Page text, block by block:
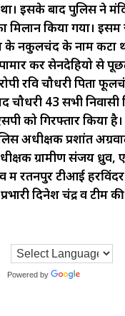
इसके बाद पुलिस ने
मिलान किया गया।
के नकुलचंद के नाम कटा
कर सेनदेहियो से
रवि चौधरी पिता
चौधरी 43 सभी
को गिरफ्तार किया
अधीक्षक प्रशांत
ग्रामीण संजय ध्रुव,
में रतनपुर टीआई
दिनेश चंद्र व टीम
Powered by